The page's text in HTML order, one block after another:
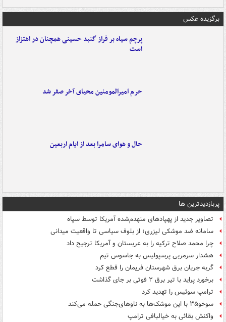
برگزیده عکس
پرچم سیاه بر فراز گنبد حسینی همچنان در اهتزاز
است
حرم امیرالمومنین محیای آخر صفر شد
حال و هوای سامرا بعد از ایام اربعین
پربازدیدترین ها
تصاویر جدید از پهپادهای منهدم‌شده آمریکا توسط سپاه
سامانه ضد موشکی لیزری؛ از بلوف سیاسی تا واقعیت میدانی
چرا محمد صلاح ترکیه را به عربستان و آمریکا ترجیح داد
هشدار سرمربی پرسپولیس به جاسوس تیم
گربه جریان برق شهرستان فریمان را قطع کرد
برخورد پراید با تیر برق ۲ فوتی بر جای گذاشت
ترامپ سوئیس را تهدید کرد
سوخو۳۵ با این موشک‌ها به ناوهای‌جنگی حمله می‌کند
واکنش بقائی به خیالبافی ترامپ